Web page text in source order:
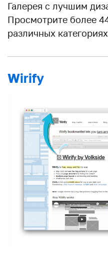
Галерея с лучшим
Просмотрите более
различных
Wirify